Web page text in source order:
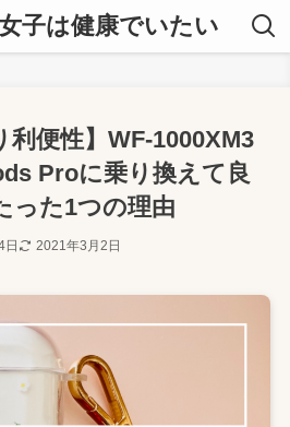
子は健康でいたい
利便性】WF-1000XM3
Proに乗り換えて良
った1つの理由
日 2021年3月2日